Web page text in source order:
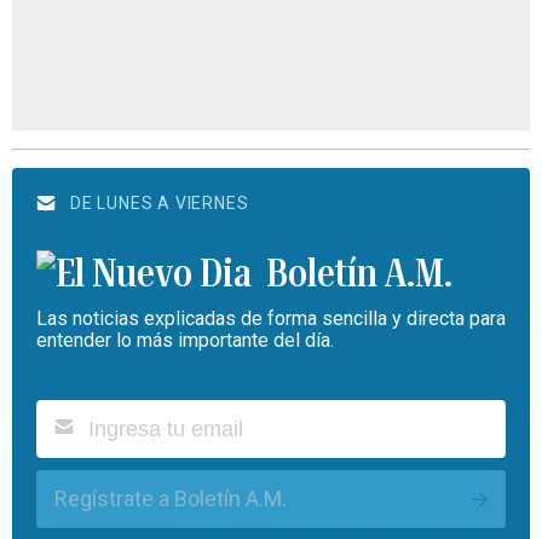
DE LUNES A VIERNES
Boletín A.M.
Las noticias explicadas de forma sencilla y directa para
entender lo más importante del día.
Regístrate a Boletín A.M.